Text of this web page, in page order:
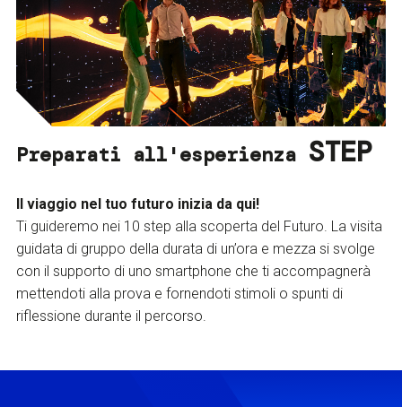
Preparati all'esperienza STEP
Il viaggio nel tuo futuro inizia da qui!
Ti guideremo nei 10 step alla scoperta del Futuro. La visita
guidata di gruppo della durata di un’ora e mezza si svolge
con il supporto di uno smartphone che ti accompagnerà
mettendoti alla prova e fornendoti stimoli o spunti di
riflessione durante il percorso.